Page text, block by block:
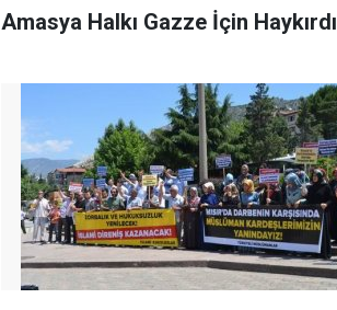
Amasya Halkı Gazze İçin Haykırdı